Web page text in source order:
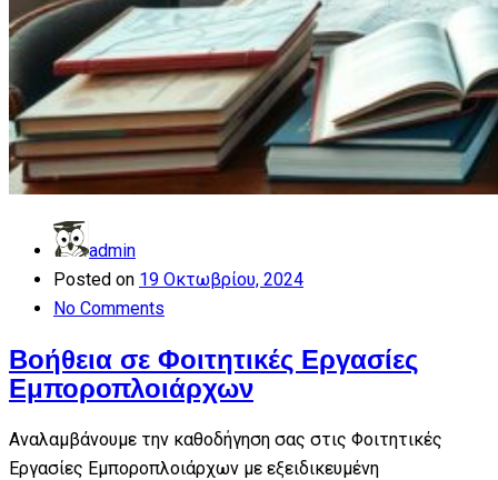
admin
Posted on 19 Οκτωβρίου, 2024
No Comments
Βοήθεια σε Φοιτητικές Εργασίες
Εμποροπλοιάρχων
Αναλαμβάνουμε την καθοδήγηση σας στις Φοιτητικές
Εργασίες Εμποροπλοιάρχων με εξειδικευμένη